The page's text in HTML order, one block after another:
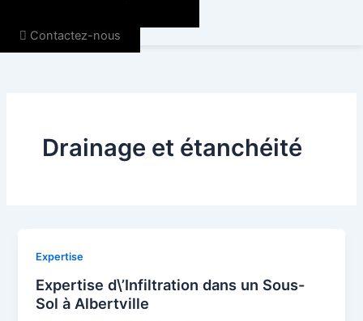
Contactez-nous
Drainage et étanchéité
Expertise
Expertise d\’Infiltration dans un Sous-
Sol à Albertville